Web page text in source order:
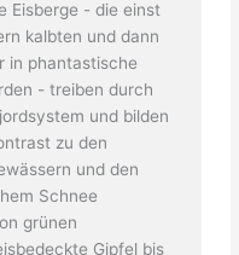
Eisberge - die einst
kalbten und dann
in phantastische
- treiben durch
und bilden
zu den
und den
Schnee
grünen
Gipfel bis